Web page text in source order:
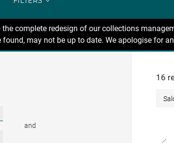
the complete redesign of our collections
found, may not be up to date. We apologise for
and
16